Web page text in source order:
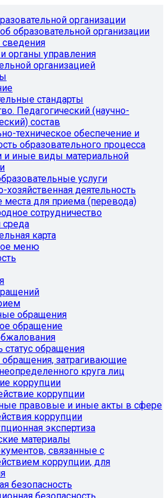
организации
образовательной организации
органы управления
организацией
стандарты
Педагогический (научно-
состав
техническое обеспечение и
образовательного процесса
и иные виды материальной
услуги
хозяйственная деятельность
места для приема (перевода)
сотрудничество
среда
карта
меню
обращения
обращение
статус обращения
затрагивающие
круга лиц
коррупции
коррупции
правовые и иные акты в сфере
коррупции
экспертиза
материалы
связанные с
коррупции, для
безопасность